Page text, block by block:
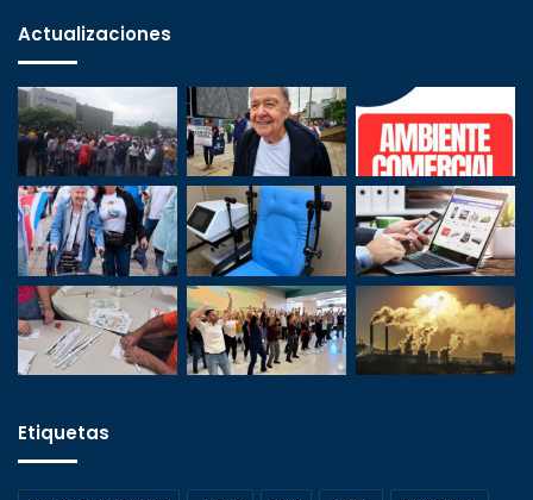
Actualizaciones
Etiquetas